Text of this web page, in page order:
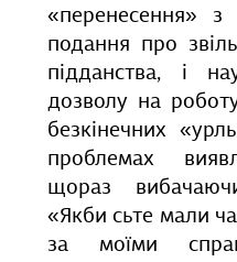
«перенесення»
подання про
підданства, і
дозволу на
безкінечних
проблемах
щораз
«Якби сьте мали
за моїми